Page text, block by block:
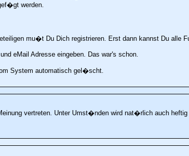
werden.
mu�t Du Dich registrieren. Erst dann kannst Du alle
eMail Adresse eingeben. Das war's schon.
System automatisch gel�scht.
vertreten. Unter Umst�nden wird nat�rlich auch